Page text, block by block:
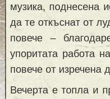
музика, поднесена
да те откъснат от
повече –
упоритата работа
повече от изречена
Вечерта е топла и